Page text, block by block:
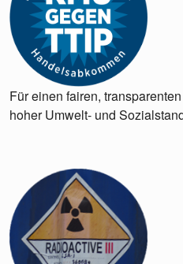
Für einen fairen,
hoher Umwelt- und